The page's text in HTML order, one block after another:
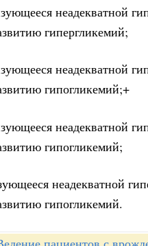
неадекватной
гипергликемий;
неадекватной
гипогликемий;+
неадекватной
гипогликемий;
неадекватной
гипогликемий.